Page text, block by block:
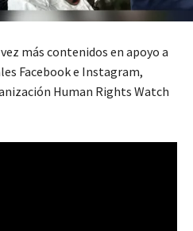
más contenidos en apoyo a
Facebook e Instagram,
Human Rights Watch